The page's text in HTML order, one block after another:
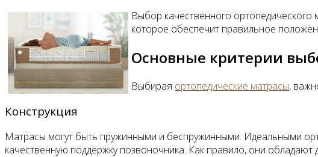
Все новости
Видео
Выбор качественного ортопедического
которое обеспечит правильное
Основные критерии
Выбирая ортопедические матрасы,
Конструкция
Матрасы могут быть пружинными и беспружинными. Идеальными
качественную поддержку позвоночника. Как правило, они